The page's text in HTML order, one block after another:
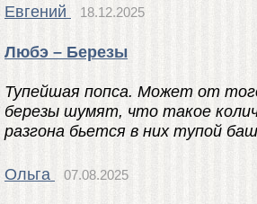
Евгений 18.12.2025
Любэ – Березы
Тупейшая попса. Может от
березы шумят, что такое
разгона бьется в них тупой
Ольга 07.08.2025